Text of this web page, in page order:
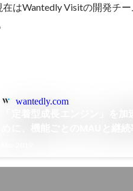
はWantedly Visitの開発チ
wantedly.com